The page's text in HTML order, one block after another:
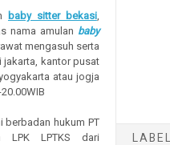
baby sitter bekasi,
nama amulan baby
mengasuh serta
jakarta, kantor pusat
atau jogja
berbadan hukum PT
LPK LPTKS dari